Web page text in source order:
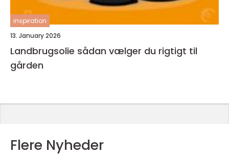
inspiration
13. January 2026
Landbrugsolie sådan vælger du rigtigt til
gården
Flere Nyheder